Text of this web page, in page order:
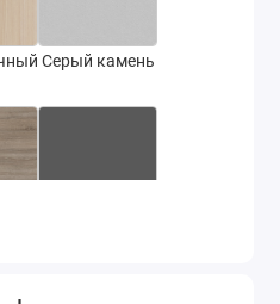
Серый камень